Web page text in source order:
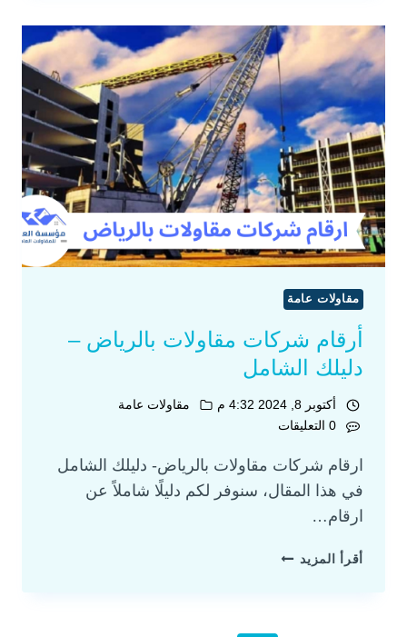
مقاولات عامة
أرقام شركات مقاولات بالرياض –
دليلك الشامل
أكتوبر 8, 2024 4:32 م
مقاولات عامة
0 التعليقات
ارقام شركات مقاولات بالرياض- دليلك الشامل
في هذا المقال، سنوفر لكم دليلًا شاملاً عن
ارقام…
أقرأ المزيد